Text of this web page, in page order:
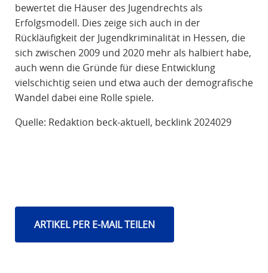
bewertet die Häuser des Jugendrechts als
Erfolgsmodell. Dies zeige sich auch in der
Rückläufigkeit der Jugendkriminalität in Hessen, die
sich zwischen 2009 und 2020 mehr als halbiert habe,
auch wenn die Gründe für diese Entwicklung
vielschichtig seien und etwa auch der demografische
Wandel dabei eine Rolle spiele.
Quelle: Redaktion beck-aktuell, becklink 2024029
ARTIKEL PER E-MAIL TEILEN